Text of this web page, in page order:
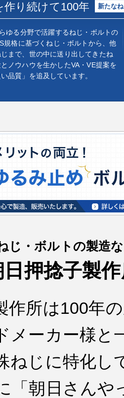
り続けて100年 新たな
ゆる分野で活躍するねじ・ボルトの
規格に基づくねじ・ボルトから、他
まで、世の中に送り出してきたね
ノウハウを生かしたVA・VE提案を
品質」を追及しています。
じ・ボルトの製造
日押捻子製
作所は100年
メーカー様と
ねじに特化
「朝日さんや